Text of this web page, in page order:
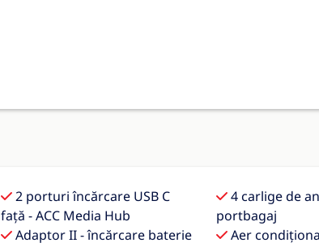
2 porturi încărcare USB C
față - ACC Media Hub
4 carlige de
portbagaj
Adaptor II - încărcare baterie
Aer